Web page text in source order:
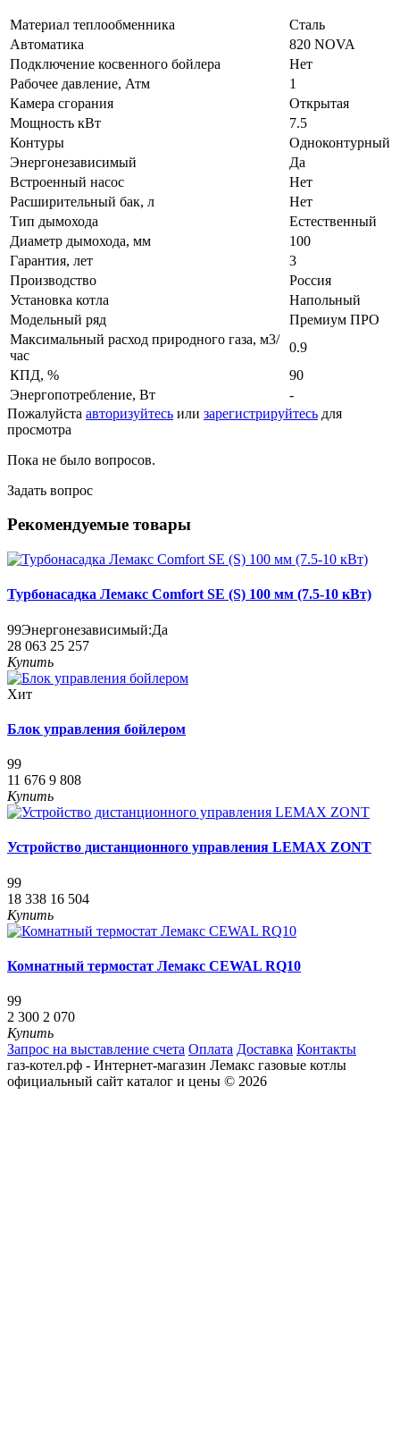
Материал теплообменника
Сталь
Автоматика
820 NOVA
Подключение косвенного бойлера
Нет
Рабочее давление, Атм
1
Камера сгорания
Открытая
Мощность кВт
7.5
Контуры
Одноконтурный
Энергонезависимый
Да
Встроенный насос
Нет
Расширительный бак, л
Нет
Тип дымохода
Естественный
Диаметр дымохода, мм
100
Гарантия, лет
3
Производство
Россия
Установка котла
Напольный
Модельный ряд
Премиум ПРО
Максимальный расход природного газа, м3/
час
0.9
КПД, %
90
Энергопотребление, Вт
-
Пожалуйста авторизуйтесь или зарегистрируйтесь для
просмотра
Пока не было вопросов.
Задать вопрос
Рекомендуемые товары
Турбонасадка Лемакс Comfort SE (S) 100 мм (7.5-10 кВт)
99Энергонезависимый:Да
28 063 25 257
Купить
Хит
Блок управления бойлером
99
11 676 9 808
Купить
Устройство дистанционного управления LEMAX ZONT
99
18 338 16 504
Купить
Комнатный термостат Лемакс CEWAL RQ10
99
2 300 2 070
Купить
Запрос на выставление счета Оплата Доставка Контакты
газ-котел.рф - Интернет-магазин Лемакс газовые котлы
официальный сайт каталог и цены © 2026